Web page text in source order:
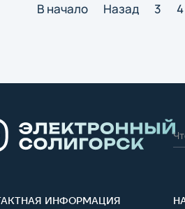
В начало Назад 3 4
ИНФОРМАЦИЯ